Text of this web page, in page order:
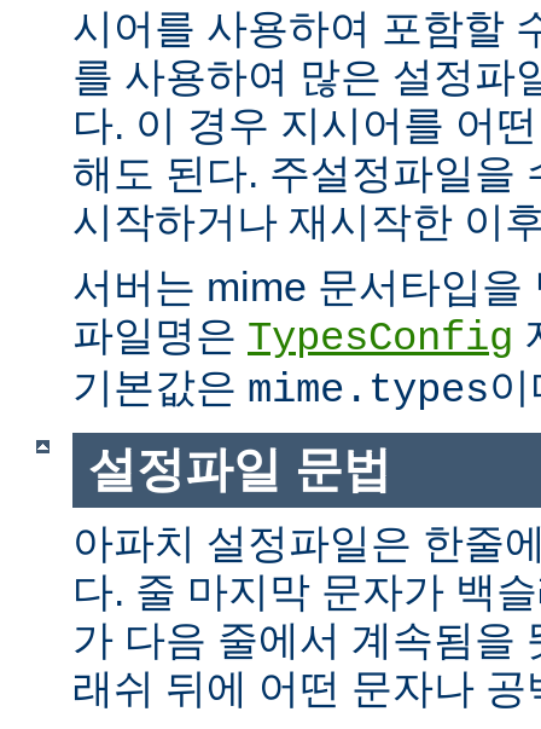
시어를 사용하여 포함할
를 사용하여 많은 설정파
다. 이 경우 지시어를 어
해도 된다. 주설정파일을
시작하거나 재시작한 이
서버는 mime 문서타입을
파일명은 TypesConfig
기본값은 mime.types이
설정파일 문법
아파치 설정파일은 한줄
다. 줄 마지막 문자가 백
가 다음 줄에서 계속됨을
래쉬 뒤에 어떤 문자나